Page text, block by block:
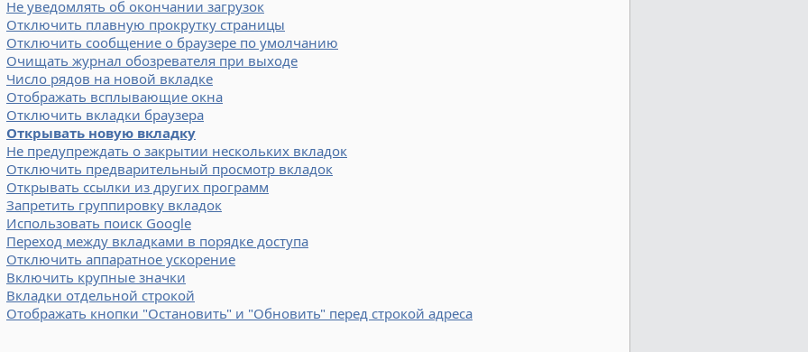
Не уведомлять об окончании загрузок
Отключить плавную прокрутку страницы
Отключить сообщение о браузере по умолчанию
Очищать журнал обозревателя при выходе
Число рядов на новой вкладке
Отображать всплывающие окна
Отключить вкладки браузера
Открывать новую вкладку
Не предупреждать о закрытии нескольких вкладок
Отключить предварительный просмотр вкладок
Открывать ссылки из других программ
Запретить группировку вкладок
Использовать поиск Google
Переход между вкладками в порядке доступа
Отключить аппаратное ускорение
Включить крупные значки
Вкладки отдельной строкой
Отображать кнопки "Остановить" и "Обновить" перед строкой адреса